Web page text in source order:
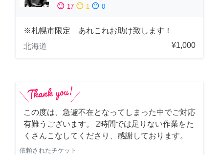
sentiment_satisfied 17 sentiment_neutral 1 sentiment_dissatisfied 0
※札幌市限定 あれこれお助け致します！
北海道
¥1,000
この度は、急遽不在となってしまった中でご対応
有難うございます。 2時間では足りない作業をた
くさんこなしてくださり、感謝しております。
依頼されたチケット